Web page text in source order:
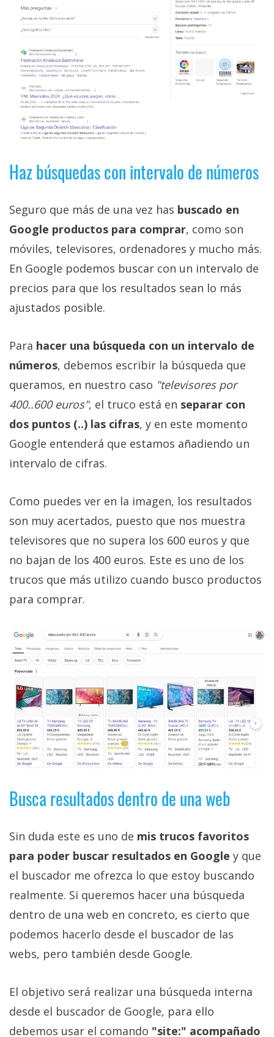
Haz búsquedas con intervalo de números
Seguro que más de una vez has buscado en
Google productos para comprar, como son
móviles, televisores, ordenadores y mucho más.
En Google podemos buscar con un intervalo de
precios para que los resultados sean lo más
ajustados posible.
Para hacer una búsqueda con un intervalo de
números, debemos escribir la búsqueda que
queramos, en nuestro caso "televisores por
400..600 euros", el truco está en separar con
dos puntos (..) las cifras, y en este momento
Google entenderá que estamos añadiendo un
intervalo de cifras.
Como puedes ver en la imagen, los resultados
son muy acertados, puesto que nos muestra
televisores que no supera los 600 euros y que
no bajan de los 400 euros. Este es uno de los
trucos que más utilizo cuando busco productos
para comprar.
Busca resultados dentro de una web
Sin duda este es uno de mis trucos favoritos
para poder buscar resultados en Google y que
el buscador me ofrezca lo que estoy buscando
realmente. Si queremos hacer una búsqueda
dentro de una web en concreto, es cierto que
podemos hacerlo desde el buscador de las
webs, pero también desde Google.
El objetivo será realizar una búsqueda interna
desde el buscador de Google, para ello
debemos usar el comando "site:" acompañado